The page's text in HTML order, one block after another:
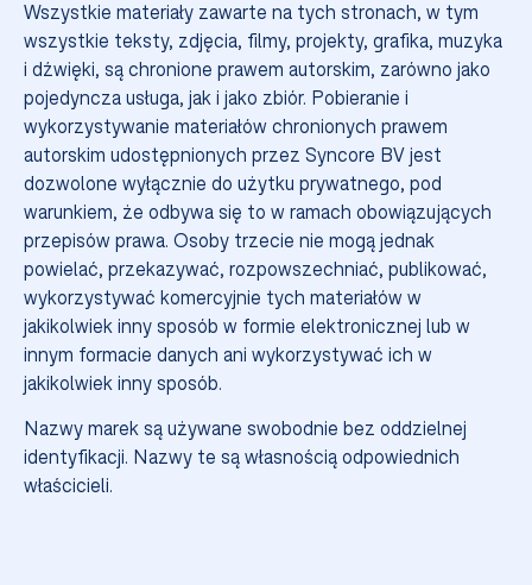
Wszystkie materiały zawarte na tych stronach, w tym
wszystkie teksty, zdjęcia, filmy, projekty, grafika, muzyka
i dźwięki, są chronione prawem autorskim, zarówno jako
pojedyncza usługa, jak i jako zbiór. Pobieranie i
wykorzystywanie materiałów chronionych prawem
autorskim udostępnionych przez Syncore BV jest
dozwolone wyłącznie do użytku prywatnego, pod
warunkiem, że odbywa się to w ramach obowiązujących
przepisów prawa. Osoby trzecie nie mogą jednak
powielać, przekazywać, rozpowszechniać, publikować,
wykorzystywać komercyjnie tych materiałów w
jakikolwiek inny sposób w formie elektronicznej lub w
innym formacie danych ani wykorzystywać ich w
jakikolwiek inny sposób.
Nazwy marek są używane swobodnie bez oddzielnej
identyfikacji. Nazwy te są własnością odpowiednich
właścicieli.
więcej